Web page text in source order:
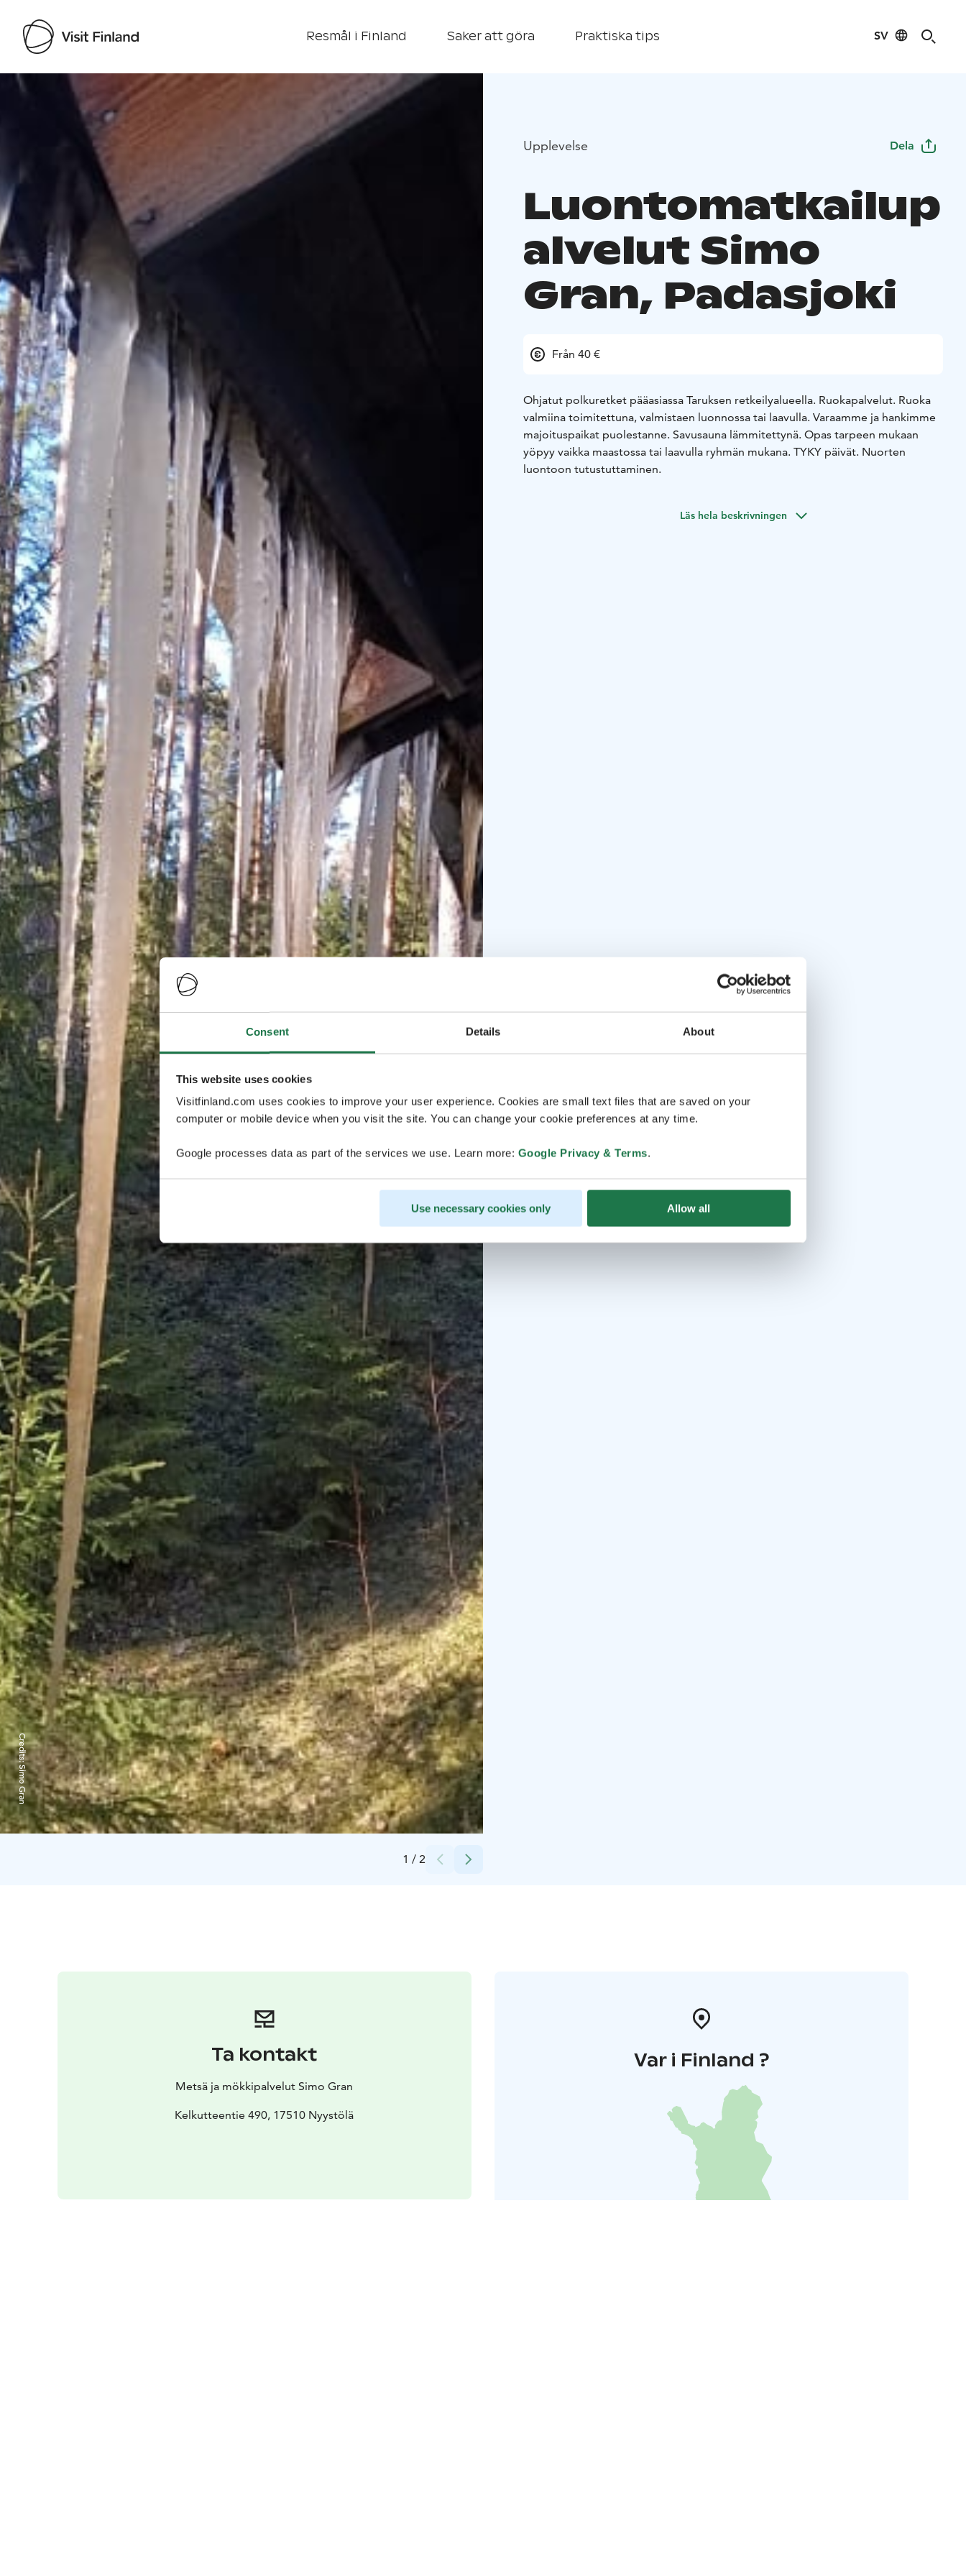
Consent Details About
This website uses cookies
Visitfinland.com uses cookies to improve your user experience. Cookies are small text files that are saved on your
computer or mobile device when you visit the site. You can change your cookie preferences at any time.
Google processes data as part of the services we use. Learn more: Google Privacy & Terms.
Use necessary cookies only Allow all
Resmål i Finland Saker att göra Praktiska tips SV
Visit Finland
1 / 2
Credits:
Simo Gran
Upplevelse Dela
Luontomatkailup
alvelut Simo
Gran, Padasjoki
Från 40 €
Ohjatut polkuretket pääasiassa Taruksen retkeilyalueella. Ruokapalvelut. Ruoka
valmiina toimitettuna, valmistaen luonnossa tai laavulla. Varaamme ja hankimme
majoituspaikat puolestanne. Savusauna lämmitettynä. Opas tarpeen mukaan
yöpyy vaikka maastossa tai laavulla ryhmän mukana. TYKY päivät. Nuorten
luontoon tutustuttaminen.
Läs hela beskrivningen
Ta kontakt
Metsä ja mökkipalvelut Simo Gran
Kelkutteentie 490, 17510 Nyystölä
Var i Finland ?